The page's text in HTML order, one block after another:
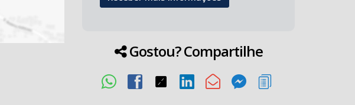
Gostou? Compartilhe